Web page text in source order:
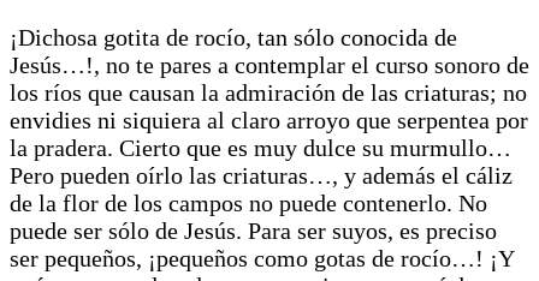
¡Dichosa gotita de rocío, tan sólo conocida de
Jesús…!, no te pares a contemplar el curso sonoro de
los ríos que causan la admiración de las criaturas; no
envidies ni siquiera al claro arroyo que serpentea por
la pradera. Cierto que es muy dulce su murmullo…
Pero pueden oírlo las criaturas…, y además el cáliz
de la flor de los campos no puede contenerlo. No
puede ser sólo de Jesús. Para ser suyos, es preciso
ser pequeños, ¡pequeños como gotas de rocío…! ¡Y